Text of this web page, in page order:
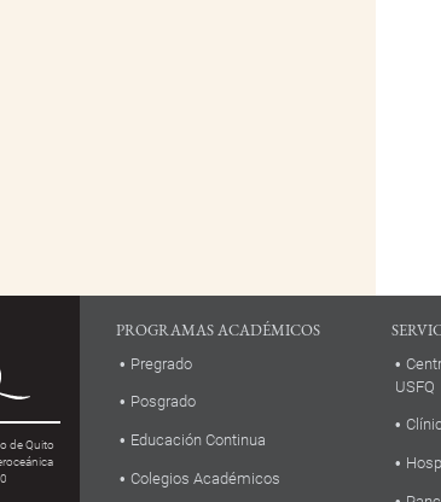
de Quito
PROGRAMAS ACADÉMICOS
Pregrado
Posgrado
Educación Continua
Colegios Académicos
USFQ